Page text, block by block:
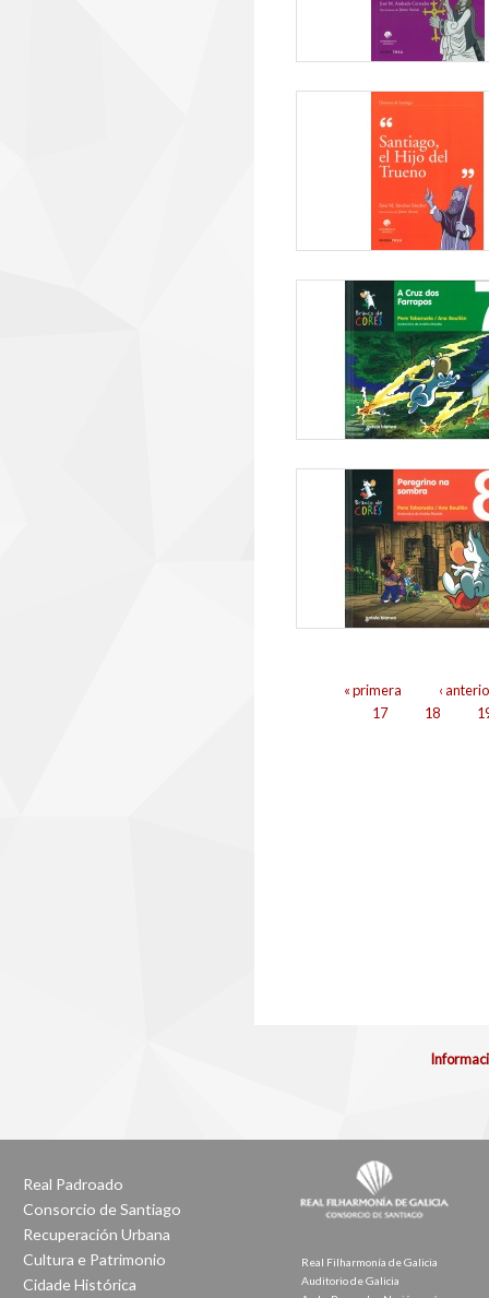
Páxinas« primera
‹
17
18
Real Padroado
Consorcio de Santiago
Recuperación Urbana
Cultura e Patrimonio
Cidade Histórica
Real Filharmonía de Galicia
Auditorio de Galicia